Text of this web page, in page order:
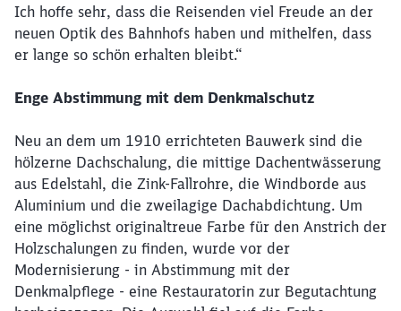
Ich hoffe sehr, dass die Reisenden viel Freude an der
neuen Optik des Bahnhofs haben und mithelfen, dass
er lange so schön erhalten bleibt.“
Enge Abstimmung mit dem Denkmalschutz
Neu an dem um 1910 errichteten Bauwerk sind die
hölzerne Dachschalung, die mittige Dachentwässerung
aus Edelstahl, die Zink-Fallrohre, die Windborde aus
Aluminium und die zweilagige Dachabdichtung. Um
eine möglichst originaltreue Farbe für den Anstrich der
Holzschalungen zu finden, wurde vor der
Modernisierung - in Abstimmung mit der
Denkmalpflege - eine Restauratorin zur Begutachtung